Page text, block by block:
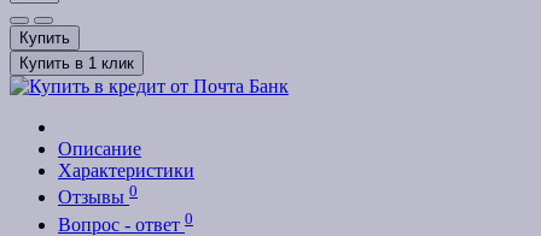
Купить
Купить в 1 клик
Описание
Характеристики
Отзывы 0
Вопрос - ответ 0